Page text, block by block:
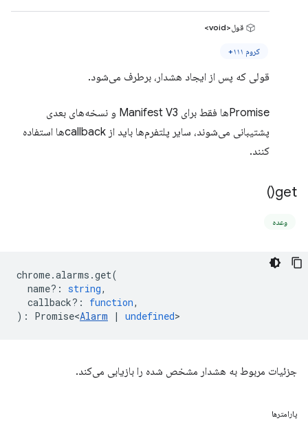
قول<void>
کروم ۱۱۱+
قولی که پس از ایجاد هشدار، برطرف می‌شود.
Promiseها فقط برای Manifest V3 و نسخه‌های بعدی
پشتیبانی می‌شوند، سایر پلتفرم‌ها باید از callbackها استفاده
کنند.
get(
)
وعده
chrome.alarms .get(
name? : string,
callback? : function,
) : Promise<Alarm | undefined>
جزئیات مربوط به هشدار مشخص شده را بازیابی می‌کند.
پارامترها